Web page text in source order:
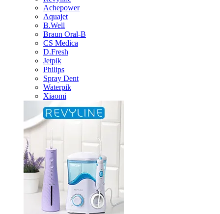
Achepower
Aquajet
B.Well
Braun Oral-B
CS Medica
D.Fresh
Jetpik
Philips
Spray Dent
Waterpik
Xiaomi